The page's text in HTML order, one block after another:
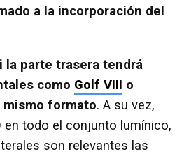
a la incorporación del
la parte trasera tendrá
como Golf VIII o
formato. A su vez,
en todo el conjunto lumínico,
son relevantes las